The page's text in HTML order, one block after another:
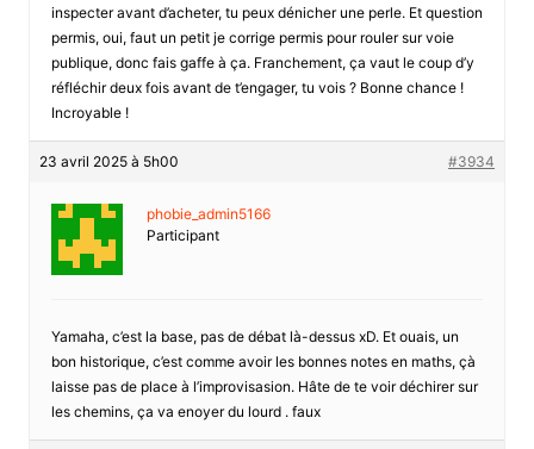
inspecter avant d’acheter, tu peux dénicher une perle. Et question
permis, oui, faut un petit je corrige permis pour rouler sur voie
publique, donc fais gaffe à ça. Franchement, ça vaut le coup d’y
réfléchir deux fois avant de t’engager, tu vois ? Bonne chance !
Incroyable !
23 avril 2025 à 5h00 #3934
phobie_admin5166
Participant
Yamaha, c’est la base, pas de débat là-dessus xD. Et ouais, un
bon historique, c’est comme avoir les bonnes notes en maths, çà
laisse pas de place à l’improvisasion. Hâte de te voir déchirer sur
les chemins, ça va enoyer du lourd . faux